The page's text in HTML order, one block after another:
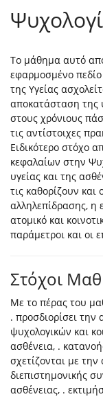
Το μάθημα αυτό
εφαρμοσμένο
της Υγείας
αποκατάσταση της
στους χρόνιους
τις αντίστοιχες
Ειδικότερο στόχο
κεφαλαίων στην
υγείας και της
τις καθορίζουν
αλληλεπίδρασης,
ατομικό και
παράμετροι και οι
Στόχοι
Με το πέρας του
. προσδιορίσει την
ψυχολογικών και
ασθένεια, .
σχετίζονται με
διεπιστημονικής
ασθένειας, .